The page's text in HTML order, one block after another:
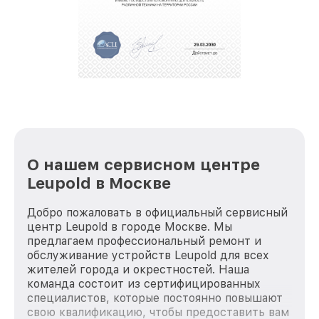
полной сохранности и бесплатно.
положительные отзывы и обрели отличную
репутацию. Мы постоянно совершенствуемся и
О нашем сервисном центре
Leupold в Москве
Добро пожаловать в официальный сервисный
центр Leupold в городе Москве. Мы
предлагаем профессиональный ремонт и
обслуживание устройств Leupold для всех
жителей города и окрестностей. Наша
команда состоит из сертифицированных
специалистов, которые постоянно повышают
свою квалификацию, чтобы предоставить вам